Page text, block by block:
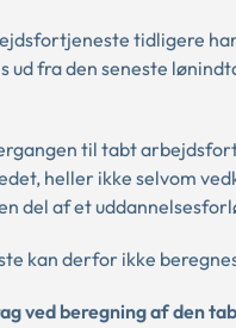
tidligere
fra den seneste
til tabt
heller ikke selvom
del af et
kan derfor ikke
ved beregning af den